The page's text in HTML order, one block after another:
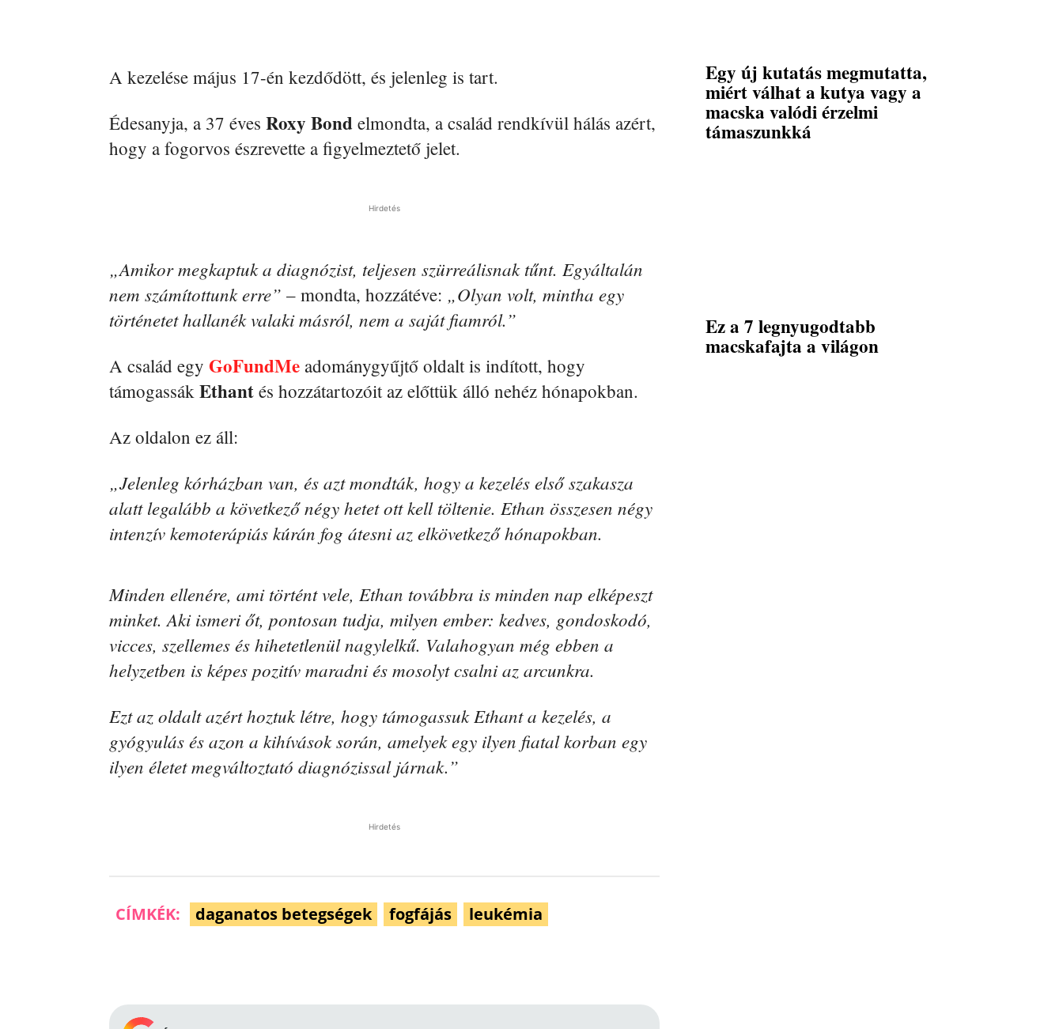
A kezelése május 17-én kezdődött, és jelenleg is tart.
Édesanyja, a 37 éves Roxy Bond elmondta, a család rendkívül hálás azért,
hogy a fogorvos észrevette a figyelmeztető jelet.
Hirdetés
„Amikor megkaptuk a diagnózist, teljesen szürreálisnak tűnt. Egyáltalán
nem számítottunk erre” – mondta, hozzátéve: „Olyan volt, mintha egy
történetet hallanék valaki másról, nem a saját fiamról.”
A család egy GoFundMe adománygyűjtő oldalt is indított, hogy
támogassák Ethant és hozzátartozóit az előttük álló nehéz hónapokban.
Az oldalon ez áll:
„Jelenleg kórházban van, és azt mondták, hogy a kezelés első szakasza
alatt legalább a következő négy hetet ott kell töltenie. Ethan összesen négy
intenzív kemoterápiás kúrán fog átesni az elkövetkező hónapokban.
Minden ellenére, ami történt vele, Ethan továbbra is minden nap elképeszt
minket. Aki ismeri őt, pontosan tudja, milyen ember: kedves, gondoskodó,
vicces, szellemes és hihetetlenül nagylelkű. Valahogyan még ebben a
helyzetben is képes pozitív maradni és mosolyt csalni az arcunkra.
Ezt az oldalt azért hoztuk létre, hogy támogassuk Ethant a kezelés, a
gyógyulás és azon a kihívások során, amelyek egy ilyen fiatal korban egy
ilyen életet megváltoztató diagnózissal járnak.”
Hirdetés
CÍMKÉK: daganatos betegségek fogfájás leukémia
Egy új kutatás megmutatta,
miért válhat a kutya vagy a
macska valódi érzelmi
támaszunkká
Ez a 7 legnyugodtabb
macskafajta a világon